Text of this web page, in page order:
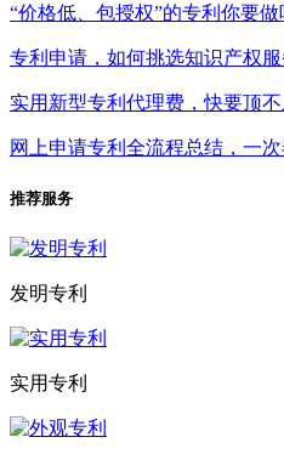
“价格低、包授权”的专利你要做
专利申请，如何挑选知识产权
实用新型专利代理费，快要顶
网上申请专利全流程总结，一次
推荐服务
发明专利
实用专利